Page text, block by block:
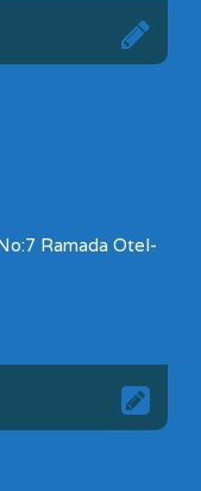
Ramada Otel-